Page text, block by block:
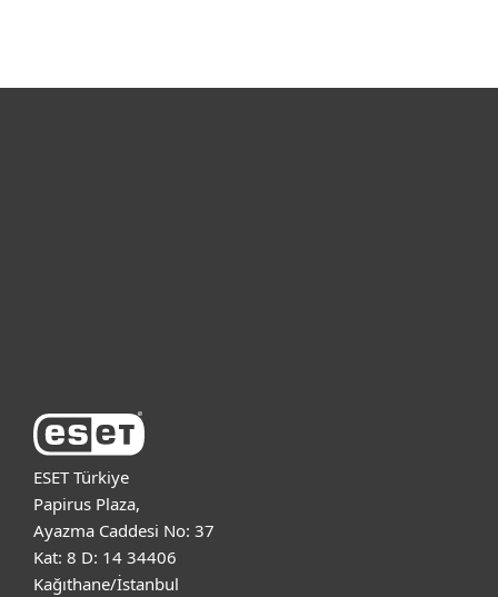
ESET Türkiye
Papirus Plaza,
Ayazma Caddesi No: 37
Kat: 8 D: 14 34406
Kağıthane/İstanbul